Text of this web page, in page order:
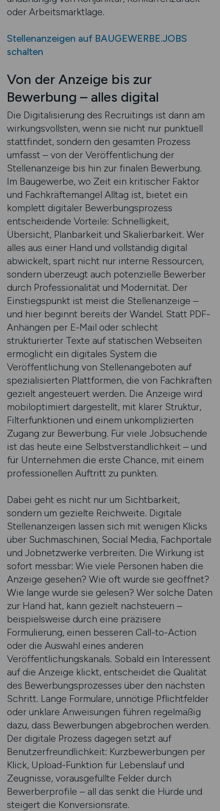
oder Arbeitsmarktlage.
Stellenanzeigen auf BAUGEWERBE.JOBS
schalten
Von der Anzeige bis zur
Bewerbung – alles digital
Die Digitalisierung des Recruitings ist dann am
wirkungsvollsten, wenn sie nicht nur punktuell
stattfindet, sondern den gesamten Prozess
umfasst – von der Veröffentlichung der
Stellenanzeige bis hin zur finalen Bewerbung.
Im Baugewerbe, wo Zeit ein kritischer Faktor
und Fachkräftemangel Alltag ist, bietet ein
komplett digitaler Bewerbungsprozess
entscheidende Vorteile: Schnelligkeit,
Übersicht, Planbarkeit und Skalierbarkeit. Wer
alles aus einer Hand und vollständig digital
abwickelt, spart nicht nur interne Ressourcen,
sondern überzeugt auch potenzielle Bewerber
durch Professionalität und Modernität. Der
Einstiegspunkt ist meist die Stellenanzeige –
und hier beginnt bereits der Wandel. Statt PDF-
Anhängen per E-Mail oder schlecht
strukturierter Texte auf statischen Webseiten
ermöglicht ein digitales System die
Veröffentlichung von Stellenangeboten auf
spezialisierten Plattformen, die von Fachkräften
gezielt angesteuert werden. Die Anzeige wird
mobiloptimiert dargestellt, mit klarer Struktur,
Filterfunktionen und einem unkomplizierten
Zugang zur Bewerbung. Für viele Jobsuchende
ist das heute eine Selbstverständlichkeit – und
für Unternehmen die erste Chance, mit einem
professionellen Auftritt zu punkten.
Dabei geht es nicht nur um Sichtbarkeit,
sondern um gezielte Reichweite. Digitale
Stellenanzeigen lassen sich mit wenigen Klicks
über Suchmaschinen, Social Media, Fachportale
und Jobnetzwerke verbreiten. Die Wirkung ist
sofort messbar: Wie viele Personen haben die
Anzeige gesehen? Wie oft wurde sie geöffnet?
Wie lange wurde sie gelesen? Wer solche Daten
zur Hand hat, kann gezielt nachsteuern –
beispielsweise durch eine präzisere
Formulierung, einen besseren Call-to-Action
oder die Auswahl eines anderen
Veröffentlichungskanals. Sobald ein Interessent
auf die Anzeige klickt, entscheidet die Qualität
des Bewerbungsprozesses über den nächsten
Schritt. Lange Formulare, unnötige Pflichtfelder
oder unklare Anweisungen führen regelmäßig
dazu, dass Bewerbungen abgebrochen werden.
Der digitale Prozess dagegen setzt auf
Benutzerfreundlichkeit: Kurzbewerbungen per
Klick, Upload-Funktion für Lebenslauf und
Zeugnisse, vorausgefüllte Felder durch
Bewerberprofile – all das senkt die Hürde und
steigert die Konversionsrate.